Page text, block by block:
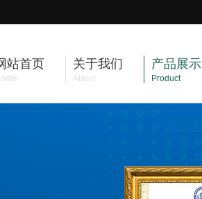
站首页 关于我们
About
产品展示
Product